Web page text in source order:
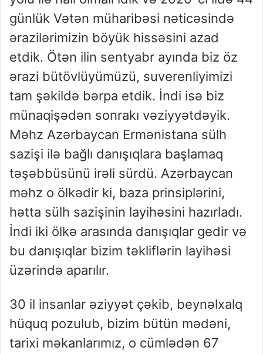
günlük Vətən müharibəsi nəticəsində
ərazilərimizin böyük hissəsini azad
etdik. Ötən ilin sentyabr ayında biz öz
ərazi bütövlüyümüzü, suverenliyimizi
tam şəkildə bərpa etdik. İndi isə biz
münaqişədən sonrakı vəziyyətdəyik.
Məhz Azərbaycan Ermənistana sülh
sazişi ilə bağlı danışıqlara başlamaq
təşəbbüsünü irəli sürdü. Azərbaycan
məhz o ölkədir ki, baza prinsiplərini,
hətta sülh sazişinin layihəsini hazırladı.
İndi iki ölkə arasında danışıqlar gedir və
bu danışıqlar bizim təkliflərin layihəsi
üzərində aparılır.
30 il insanlar əziyyət çəkib, beynəlxalq
hüquq pozulub, bizim bütün mədəni,
tarixi məkanlarımız, o cümlədən 67